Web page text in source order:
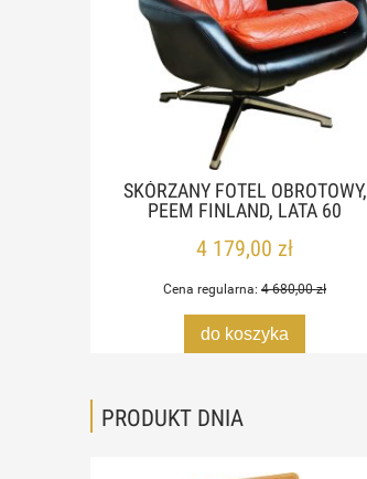
SKÓRZANY FOTEL OBROTOWY,
PEEM FINLAND, LATA 60
4 179,00 zł
Cena regularna: 4 680,00 zł
do koszyka
PRODUKT DNIA